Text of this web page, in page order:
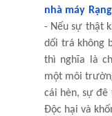
nhà máy
- Nếu sự thật
dối trá không
thì nghĩa là
một môi
cái hèn, sự đê
Độc hại và